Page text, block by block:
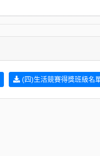
(四)生活競賽得獎班級名